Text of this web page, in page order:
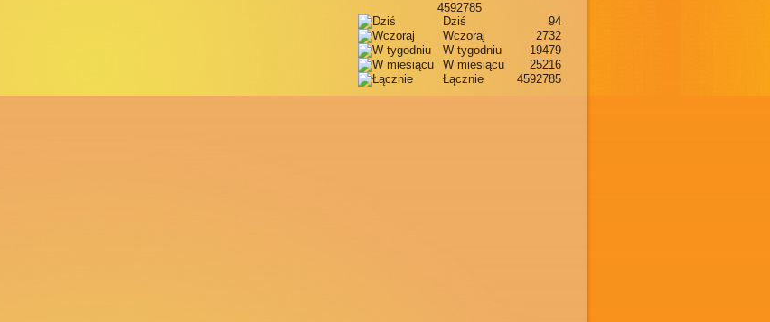
4592785
Dziś
94
Wczoraj
2732
W tygodniu
19479
W miesiącu
25216
Łącznie
4592785